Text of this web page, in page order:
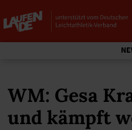
WM: Gesa
und kämpft